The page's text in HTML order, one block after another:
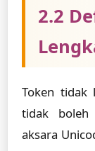
2.2
Token tidak
tidak boleh
aksara